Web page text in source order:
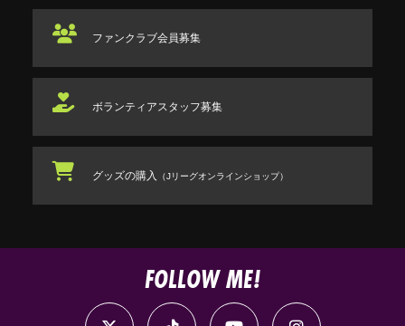
ファンクラブ会員募集
ボランティアスタッフ募集
グッズの購入 （Jリーグオンラインショップ）
FOLLOW ME!